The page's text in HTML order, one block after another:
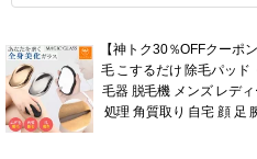
【神トク30％OFFクーポ
毛 こするだけ 除毛パッド
毛器 脱毛機 メンズ レデ
処理 角質取り 自宅 顔 足